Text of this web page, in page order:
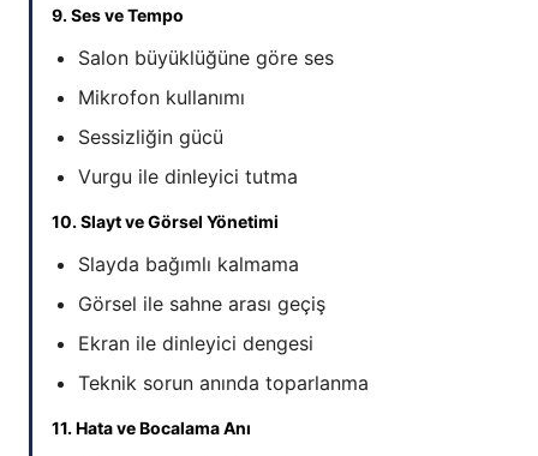
9. Ses ve Tempo
Salon büyüklüğüne göre ses
Mikrofon kullanımı
Sessizliğin gücü
Vurgu ile dinleyici tutma
10. Slayt ve Görsel Yönetimi
Slayda bağımlı kalmama
Görsel ile sahne arası geçiş
Ekran ile dinleyici dengesi
Teknik sorun anında toparlanma
11. Hata ve Bocalama Anı